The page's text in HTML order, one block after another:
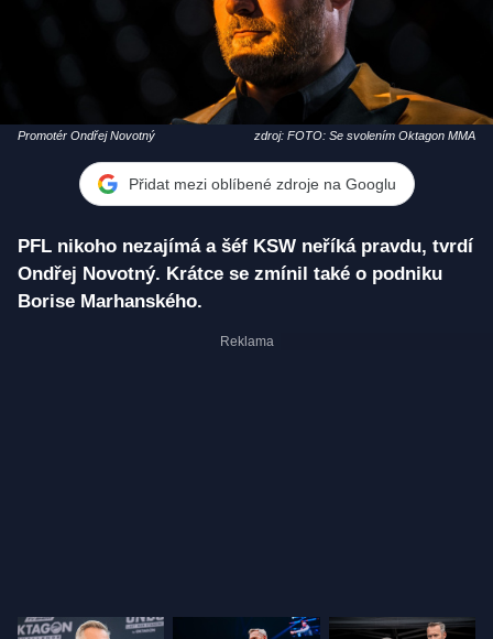
Promotér Ondřej Novotný zdroj: FOTO: Se svolením Oktagon MMA
Přidat mezi oblíbené zdroje na Googlu
PFL nikoho nezajímá a šéf KSW neříká pravdu, tvrdí
Ondřej Novotný. Krátce se zmínil také o podniku
Borise Marhanského.